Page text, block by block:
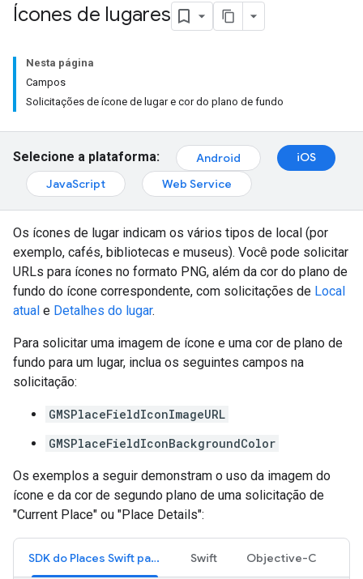
Ícones de lugares
Nesta página
Campos
Solicitações de ícone de lugar e cor do plano de fundo
Selecione a plataforma: Android
iOS
JavaScript
Web Service
Os ícones de lugar indicam os vários tipos de local (por
exemplo, cafés, bibliotecas e museus). Você pode solicitar
URLs para ícones no formato PNG, além da cor do plano de
fundo do ícone correspondente, com solicitações de Local
atual e Detalhes do lugar.
Para solicitar uma imagem de ícone e uma cor de plano de
fundo para um lugar, inclua os seguintes campos na
solicitação:
GMSPlaceFieldIconImageURL
GMSPlaceFieldIconBackgroundColor
Os exemplos a seguir demonstram o uso da imagem do
ícone e da cor de segundo plano de uma solicitação de
"Current Place" ou "Place Details":
SDK do Places Swift para iOS Swift Objective-C